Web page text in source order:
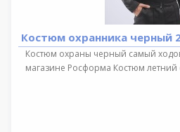
Костюм охранника черный
Костюм охраны черный самый
магазине Росформа Костюм летний